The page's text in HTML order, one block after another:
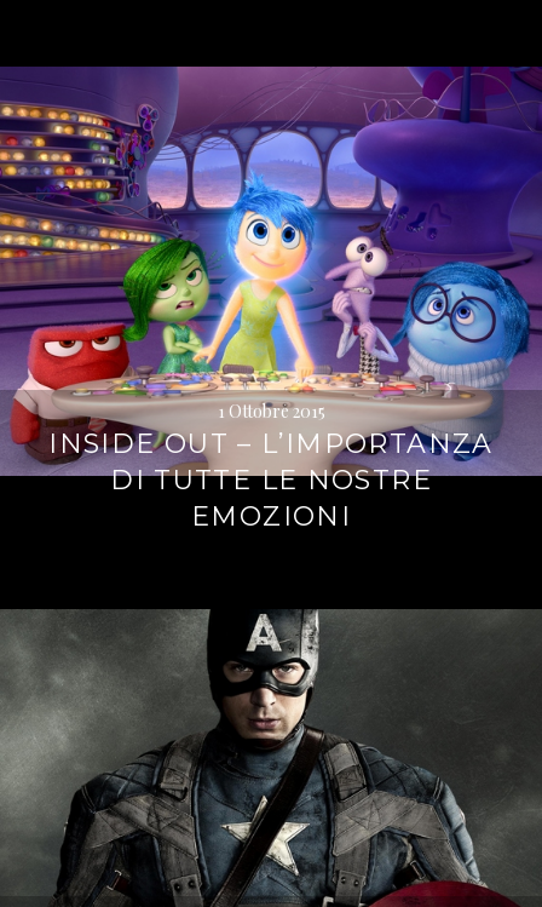
1 Ottobre 2015
INSIDE OUT – L’IMPORTANZA
DI TUTTE LE NOSTRE
EMOZIONI